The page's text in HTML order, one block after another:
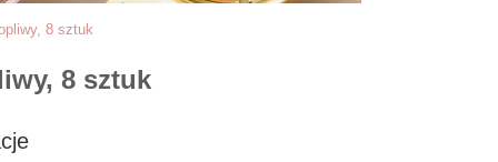
8 sztuk
8 sztuk